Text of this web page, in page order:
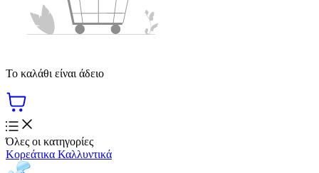
Το καλάθι είναι άδειο
Όλες οι κατηγορίες
Κορεάτικα Καλλυντικά